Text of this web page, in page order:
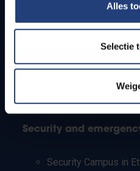
Alles
Selectie
Students
PhD students
Teachers and
Working students
Security and
Security Campus in